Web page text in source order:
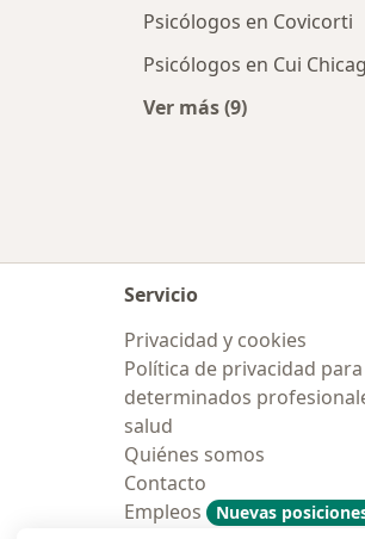
Psicólogos en Covicorti
Psicólogos en Cui
Ver más (9)
Servicio
Privacidad y cookies
Política de privacidad para
determinados
salud
Quiénes somos
Contacto
Empleos
Nuevas